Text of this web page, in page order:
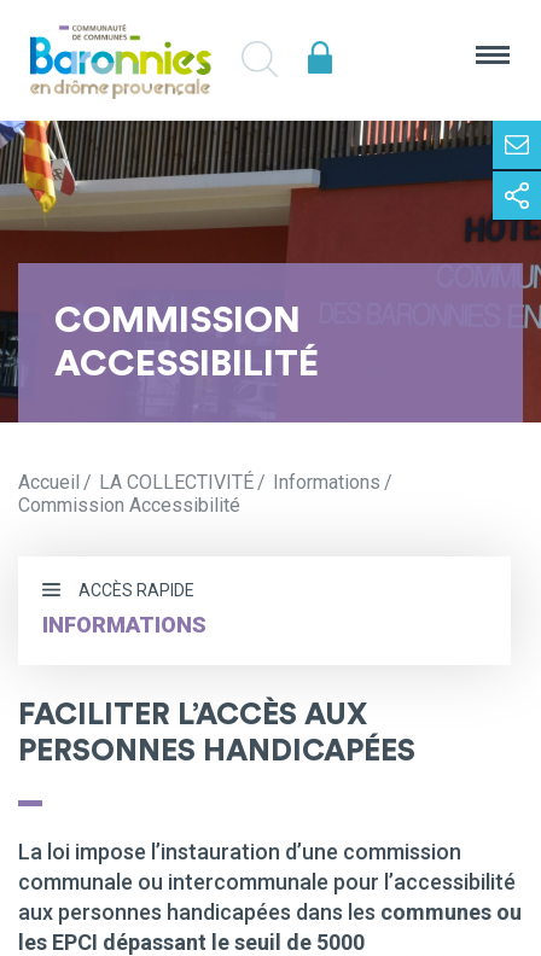
COMMISSION
ACCESSIBILITÉ
Accueil LA COLLECTIVITÉ
Informations
Commission Accessibilité
ACCÈS RAPIDE
INFORMATIONS
Conseils communautaires
Agenda
Commission Accessibilité
FACILITER L’ACCÈS AUX
PERSONNES HANDICAPÉES
La loi impose l’instauration d’une commission
communale ou intercommunale pour l’accessibilité
aux personnes handicapées dans les communes ou
les EPCI dépassant le seuil de 5000